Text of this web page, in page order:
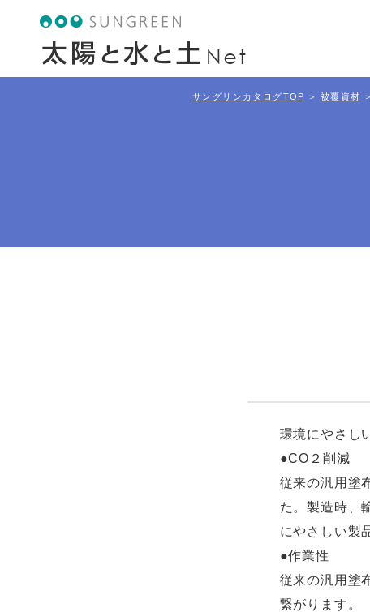
サングリンカタログTOP 被覆資材
環境にやさし
●CO２削減
従来の汎用塗
た。製造時、
にやさしい製
●作業性
従来の汎用塗
繋がります。